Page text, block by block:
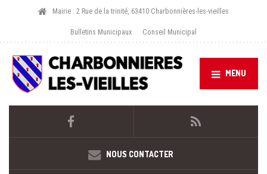
Mairie : 2 Rue de la trinité, 63410 Charbonnières-les-vieilles
Bulletins Municipaux Conseil Municipal
MENU
NOUS CONTACTER